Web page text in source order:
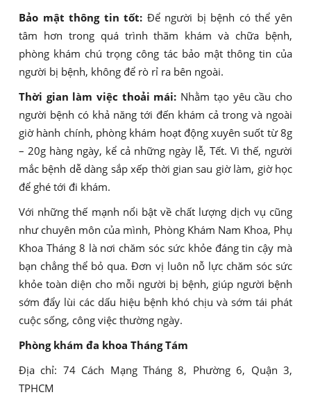
Bảo mật thông tin tốt: Để người bị bệnh có thể yên
tâm hơn trong quá trình thăm khám và chữa bệnh,
phòng khám chú trọng công tác bảo mật thông tin của
người bị bệnh, không để rò rỉ ra bên ngoài.
Thời gian làm việc thoải mái: Nhằm tạo yêu cầu cho
người bệnh có khả năng tới đến khám cả trong và ngoài
giờ hành chính, phòng khám hoạt động xuyên suốt từ 8g
– 20g hàng ngày, kể cả những ngày lễ, Tết. Vì thế, người
mắc bệnh dễ dàng sắp xếp thời gian sau giờ làm, giờ học
để ghé tới đi khám.
Với những thế mạnh nổi bật về chất lượng dịch vụ cũng
như chuyên môn của mình, Phòng Khám Nam Khoa, Phụ
Khoa Tháng 8 là nơi chăm sóc sức khỏe đáng tin cậy mà
bạn chẳng thể bỏ qua. Đơn vị luôn nỗ lực chăm sóc sức
khỏe toàn diện cho mỗi người bị bệnh, giúp người bệnh
sớm đẩy lùi các dấu hiệu bệnh khó chịu và sớm tái phát
cuộc sống, công việc thường ngày.
Phòng khám đa khoa Tháng Tám
Địa chỉ: 74 Cách Mạng Tháng 8, Phường 6, Quận 3,
TPHCM